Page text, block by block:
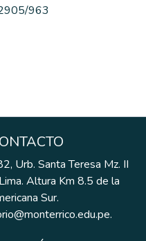
963
Urb. Santa Teresa Mz. II
Altura Km 8.5 de la
Sur.